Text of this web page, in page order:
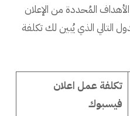
المُحددة من الإعلان
التالي الذي يُبين لك تكلفة
تكلفة عمل اعلان
فيسبوك